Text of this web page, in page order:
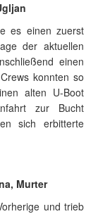
es einen zuerst
der aktuellen
einen
konnten so
alten U-Boot
zur Bucht
sich erbitterte
Murter
und trieb